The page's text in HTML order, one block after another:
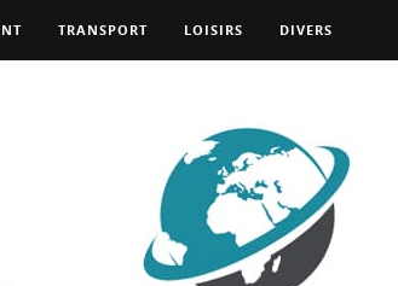
TRANSPORT LOISIRS DIVERS